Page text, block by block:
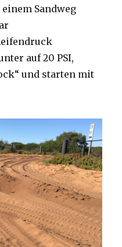
Sandweg
auf 20 PSI,
und starten mit